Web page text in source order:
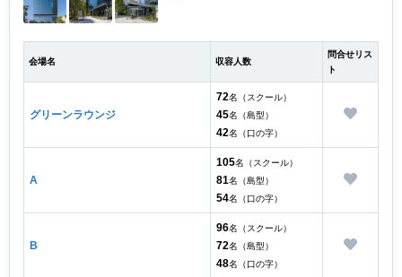
会場名 収容人数
問合せリス
ト
グリーンラウンジ
72名（スクール）
45名（島型）
42名（口の字）
A
105名（スクール）
81名（島型）
54名（口の字）
B
96名（スクール）
72名（島型）
48名（口の字）